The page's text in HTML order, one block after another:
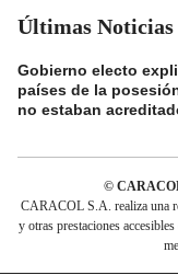
Últimas Noticias
Gobierno electo
países de la
no estaban
©
CARACOL S.A. realiza una
y otras prestaciones